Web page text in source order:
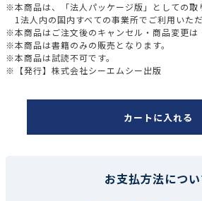
※本商品は、「法人パッケージ版」としての取
1法人内の国内すべての事業所でご利用いただ
※本商品はご注文後のキャンセル・商品変更は
※本商品は書籍のみの販売となります。
※本商品は試読不可です。
※【発行】株式会社シーエムシー出版
カートに入れる
お支払方法につ